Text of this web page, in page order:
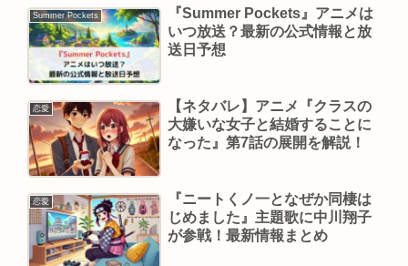
Summer Pockets
『Summer Pockets』アニメは
いつ放送？最新の公式情報と放
送日予想
恋愛
【ネタバレ】アニメ『クラスの
大嫌いな女子と結婚することに
なった』第7話の展開を解説！
恋愛
『ニートくノ一となぜか同棲は
じめました』主題歌に中川翔子
が参戦！最新情報まとめ